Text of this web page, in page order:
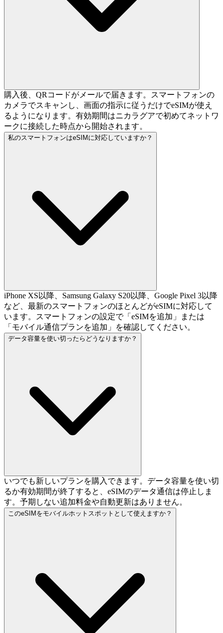
購入後、QRコードがメールで届きます。スマートフォンの
カメラでスキャンし、画面の指示に従うだけでeSIMが使え
るようになります。有効期間はニカラグアで初めてネットワ
ークに接続した時点から開始されます。
私のスマートフォンはeSIMに対応していますか？
iPhone XS以降、Samsung Galaxy S20以降、Google Pixel 3以降
など、最新のスマートフォンのほとんどがeSIMに対応して
います。スマートフォンの設定で「eSIMを追加」または
「モバイル通信プランを追加」を確認してください。
データ容量を使い切ったらどうなりますか？
いつでも新しいプランを購入できます。データ容量を使い切
るか有効期間が終了すると、eSIMのデータ通信は停止しま
す。予期しない追加料金や自動更新はありません。
このeSIMをモバイルホットスポットとして使えますか？